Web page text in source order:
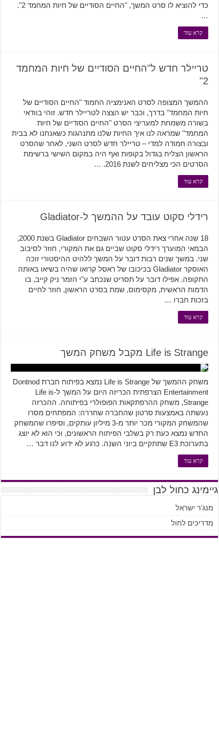
כדי להוציא לו סרט המשך, "החיים הסודיים של חיות המחמד 2".
…
קרא עוד
טריילר חדש ל"החיים הסודיים של חיות המחמד
2"
ההמשך המצופה לסרט האנימציה החמוד "החיים הסודיים של
חיות המחמד" בדרך, וכבר יש הצצה לטריילר חדש. זוהי בוודאי
בשורה משמחת למעריצי הסרט "החיים הסודיים של חיות
המחמד" שמראה לנו איך החיות שלנו מתנהגות כשאנחנו לא בבית
ובצורה חמודה למדי – טריילר חדש לסרט השני, לאחר שהסרט
הראשון הצליח בגדול בקופות ואף היה במקום השישי ברשימת
הסרטים הכי מצליחים לשנת 2016. …
קרא עוד
רידלי סקוט עובד על ההמשך ל-Gladiator
18 שנה אחרי צאת הסרט עטור השבחים Gladiator בשנת 2000,
הבמאי המוערך רידלי סקוט שביים גם את המקורי, חוזר לסיבוב
שני. במשך שנים רבות דובר על המשך ללהיט ההיסטורי זוכה
האוסקר Gladiator בכיכובו של ראסל קרואו שהיה בשיאו באותה
התקופה. אפילו דובר על תסריט שנכתב ע"י הזמר ניק קייב, בו
הדמות הראשית, מקסימוס, שמת בסרט הראשון, חוזר לחיים
בזכות חברו …
קרא עוד
Life is Strange מקבל משחק המשך
משחק ההמשך של Life is Strange נמצא בפיתוח חברת Dontnod
Entertainment הצרפתית הכריזה היום על המשך ל-Life is
Strange, משחק ההרפתקאות הפופולרי בפיתוחה. ההכרזה
נעשתה באמצעות סרטון שהחברה שחררה: המפתחים מסרו
שהמשחק המקורי מכר יותר מ-3 מיליון עותקים, וסיפרו שהמשחק
החדש נמצא כעת רק בשלבי הפיתוח הראשונים, וכי הוא לא יוצג
בתערוכת E3 שתתקיים ביוני השנה. כרגע לא ידוע לנו דבר …
קרא עוד
גיימינג כחול לבן
מנג'ר ישראל
מדריכים לחול